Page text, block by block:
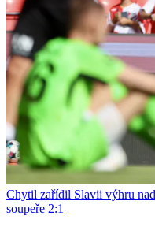
Chytil zařídil Slavii výhru
soupeře 2:1